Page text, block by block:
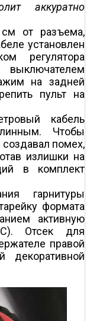
аккуратно
от разъема,
установлен
регулятора
на задней
пульт на
кабель
Чтобы
помех,
излишки на
в комплект
гарнитуры
формата
активную
Отсек для
правой
декоративной